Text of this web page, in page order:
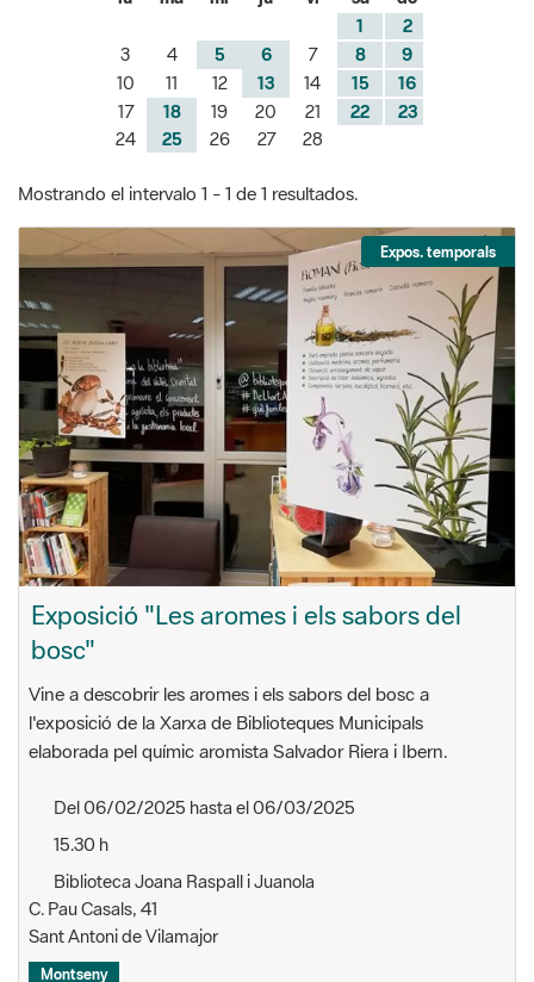
22
23
24
25 26 27 28
Mostrando el intervalo 1 - 1 de 1 resultados.
Exposició "Les aromes i els sabors del
bosc"
Vine a descobrir les aromes i els sabors del bosc a
l'exposició de la Xarxa de Biblioteques Municipals
elaborada pel químic aromista Salvador Riera i Ibern.
Del 06/02/2025 hasta el 06/03/2025
15.30 h
Sant Antoni de Vilamajor
Montseny